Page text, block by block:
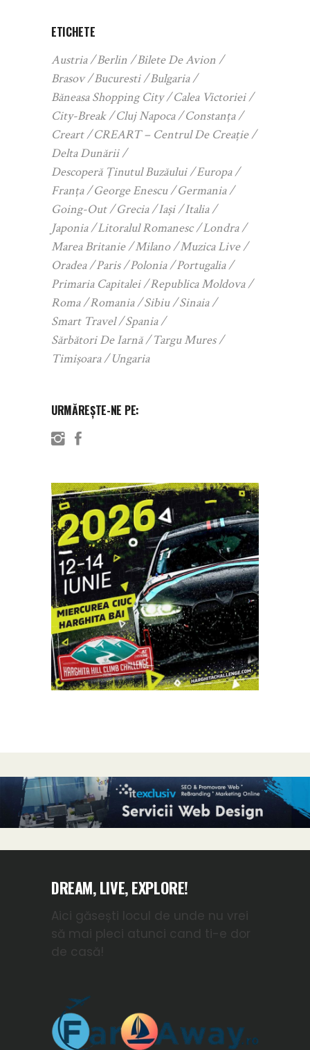
ETICHETE
Austria Berlin
Bilete De Avion
Brasov
Bucuresti
Bulgaria
Băneasa Shopping City
Calea Victoriei
City-Break
Cluj Napoca
Constanța
Creart
CREART – Centrul De Creație
Delta Dunării
Descoperă Ținutul Buzăului
Europa
Franța
George Enescu
Germania
Going-Out
Grecia Iași
Italia
Japonia
Litoralul Romanesc
Londra
Marea Britanie
Milano
Muzica Live
Oradea
Paris Polonia
Portugalia
Primaria Capitalei
Republica Moldova
Roma
Romania Sibiu
Sinaia
Smart Travel
Spania
Sărbători De Iarnă
Targu Mures
Timișoara
Ungaria
URMĂREȘTE-NE PE:
DREAM, LIVE, EXPLORE!
Aici găsești locul de unde nu vrei
să mai pleci atunci cand ti-e dor
de casă!